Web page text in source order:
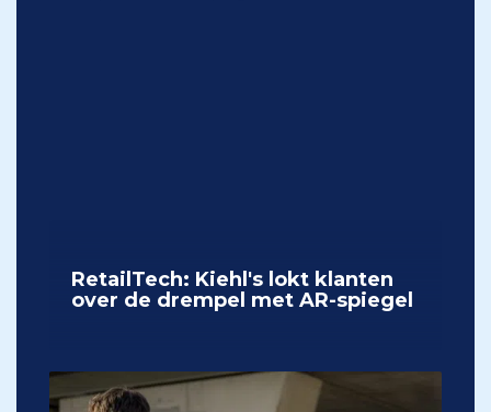
RetailTech: Kiehl's lokt klanten
over de drempel met AR-spiegel